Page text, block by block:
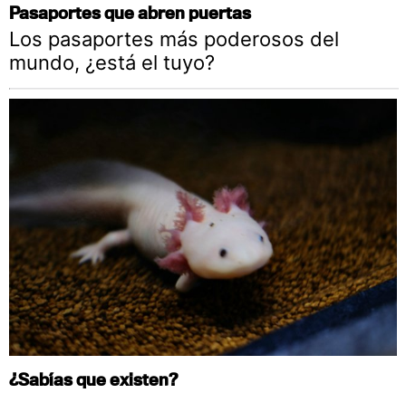
Pasaportes que abren puertas
Los pasaportes más poderosos del
mundo, ¿está el tuyo?
¿Sabías que existen?